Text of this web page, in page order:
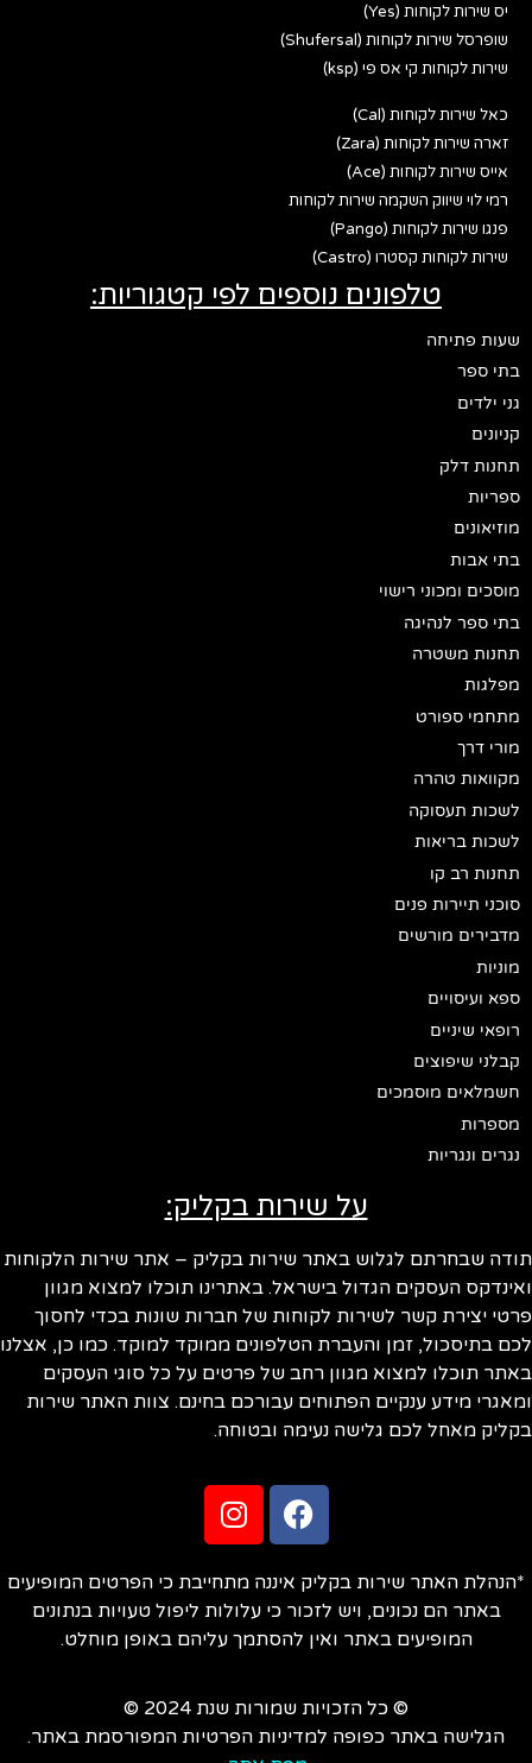
יס שירות לקוחות (Yes)
שופרסל שירות לקוחות (Shufersal)
שירות לקוחות קי אס פי (ksp)
כאל שירות לקוחות (Cal)
זארה שירות לקוחות (Zara)
אייס שירות לקוחות (Ace)
רמי לוי שיווק השקמה שירות לקוחות
פנגו שירות לקוחות (Pango)
שירות לקוחות קסטרו (Castro)
טלפונים נוספים לפי קטגוריות:
שעות פתיחה
בתי ספר
גני ילדים
קניונים
תחנות דלק
ספריות
מוזיאונים
בתי אבות
מוסכים ומכוני רישוי
בתי ספר לנהיגה
תחנות משטרה
מפלגות
מתחמי ספורט
מורי דרך
מקוואות טהרה
לשכות תעסוקה
לשכות בריאות
תחנות רב קו
סוכני תיירות פנים
מדבירים מורשים
מוניות
ספא ועיסויים
רופאי שיניים
קבלני שיפוצים
חשמלאים מוסמכים
מספרות
נגרים ונגריות
על שירות בקליק:
שבחרתם לגלוש באתר שירות בקליק – אתר שירות הלקוחות
העסקים הגדול בישראל. באתרינו תוכלו למצוא מגוון
יצירת קשר לשירות לקוחות של חברות שונות בכדי לחסוך
בתיסכול, זמן והעברת הטלפונים ממוקד למוקד. כמו כן, אצלנו
תוכלו למצוא מגוון רחב של פרטים על כל סוגי העסקים
מידע ענקיים הפתוחים עבורכם בחינם. צוות האתר שירות
מאחל לכם גלישה נעימה ובטוחה.
האתר שירות בקליק איננה מתחייבת כי הפרטים המופיעים
באתר הם נכונים, ויש לזכור כי עלולות ליפול טעויות בנתונים
המופיעים באתר ואין להסתמך עליהם באופן מוחלט.
© כל הזכויות שמורות שנת 2024 ©
הגלישה באתר כפופה למדיניות הפרטיות המפורסמת באתר.